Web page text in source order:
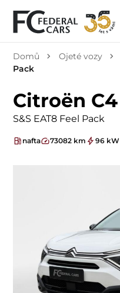
Domů Ojeté vozy
Pack
Citroën C4
S&S EAT8 Feel Pack
nafta 73082 km 96 kW